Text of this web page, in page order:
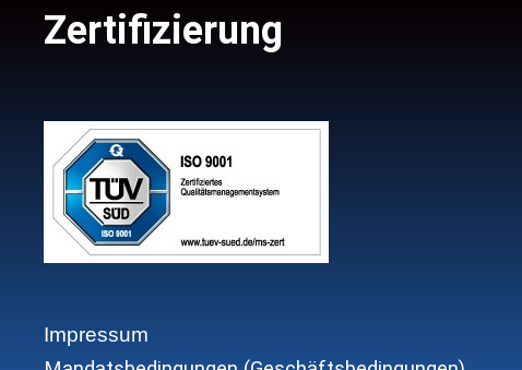
Zertifizierung
Impressum